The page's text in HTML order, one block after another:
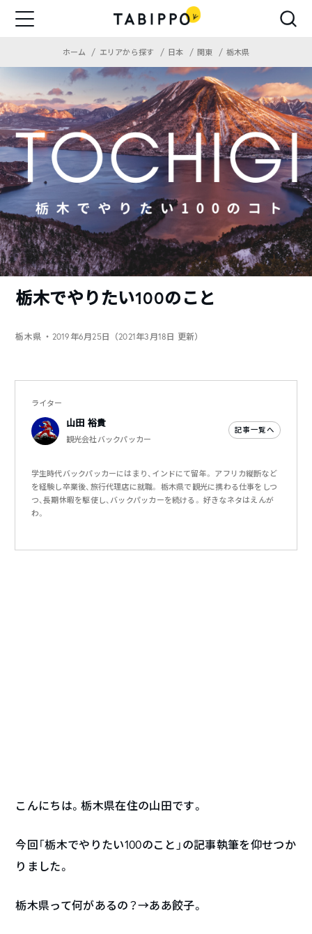
ホーム エリアから探す 日本 関東 栃木県
栃木でやりたい100のこと
栃木県 ・2019年6月25日（2021年3月18日 更新）
ライター
山田 裕貴
観光会社バックパッカー
記事一覧へ
学生時代バックパッカーにはまり、インドにて留年。 アフリカ縦断など
を経験し卒業後、旅行代理店に就職。 栃木県で観光に携わる仕事をしつ
つ、長期休暇を駆使し、バックパッカーを続ける。 好きなネタはえんが
わ。
こんにちは。栃木県在住の山田です。
今回「栃木でやりたい100のこと」の記事執筆を仰せつか
りました。
栃木県って何があるの？→ああ餃子。